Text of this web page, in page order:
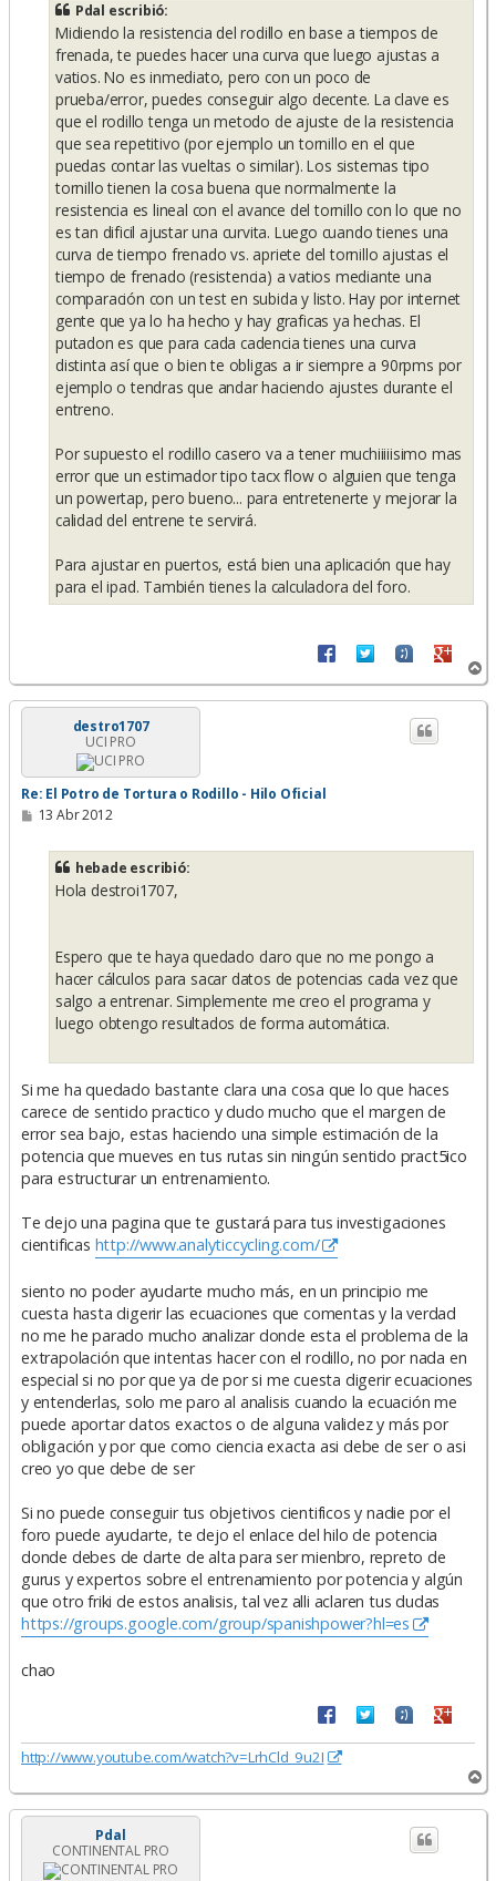
Pdal escribió:
Midiendo la resistencia del rodillo en base a tiempos de
frenada, te puedes hacer una curva que luego ajustas a
vatios. No es inmediato, pero con un poco de
prueba/error, puedes conseguir algo decente. La clave es
que el rodillo tenga un metodo de ajuste de la resistencia
que sea repetitivo (por ejemplo un tornillo en el que
puedas contar las vueltas o similar). Los sistemas tipo
tornillo tienen la cosa buena que normalmente la
resistencia es lineal con el avance del tornillo con lo que no
es tan dificil ajustar una curvita. Luego cuando tienes una
curva de tiempo frenado vs. apriete del tornillo ajustas el
tiempo de frenado (resistencia) a vatios mediante una
comparación con un test en subida y listo. Hay por internet
gente que ya lo ha hecho y hay graficas ya hechas. El
putadon es que para cada cadencia tienes una curva
distinta así que o bien te obligas a ir siempre a 90rpms por
ejemplo o tendras que andar haciendo ajustes durante el
entreno.
Por supuesto el rodillo casero va a tener muchiiiiisimo mas
error que un estimador tipo tacx flow o alguien que tenga
un powertap, pero bueno... para entretenerte y mejorar la
calidad del entrene te servirá.
Para ajustar en puertos, está bien una aplicación que hay
para el ipad. También tienes la calculadora del foro.
r
r
destro1707
UCI PRO
Re: El Potro de Tortura o Rodillo - Hilo Oficial
M13 Abr 2012
hebade escribió:
Hola destroi1707,
Espero que te haya quedado claro que no me pongo a
hacer cálculos para sacar datos de potencias cada vez que
salgo a entrenar. Simplemente me creo el programa y
luego obtengo resultados de forma automática.
Si me ha quedado bastante clara una cosa que lo que haces
carece de sentido practico y dudo mucho que el margen de
error sea bajo, estas haciendo una simple estimación de la
potencia que mueves en tus rutas sin ningún sentido pract5ico
para estructurar un entrenamiento.
Te dejo una pagina que te gustará para tus investigaciones
cientificas http://www.analyticcycling.com/
siento no poder ayudarte mucho más, en un principio me
cuesta hasta digerir las ecuaciones que comentas y la verdad
no me he parado mucho analizar donde esta el problema de la
extrapolación que intentas hacer con el rodillo, no por nada en
especial si no por que ya de por si me cuesta digerir ecuaciones
y entenderlas, solo me paro al analisis cuando la ecuación me
puede aportar datos exactos o de alguna validez y más por
obligación y por que como ciencia exacta asi debe de ser o asi
creo yo que debe de ser
Si no puede conseguir tus objetivos cientificos y nadie por el
foro puede ayudarte, te dejo el enlace del hilo de potencia
donde debes de darte de alta para ser mienbro, repreto de
gurus y expertos sobre el entrenamiento por potencia y algún
que otro friki de estos analisis, tal vez alli aclaren tus dudas
https://groups.google.com/group/spanishpower?hl=es
chao
http://www.youtube.com/watch?v=LrhCld_9u2I
r
r
Pdal
CONTINENTAL PRO